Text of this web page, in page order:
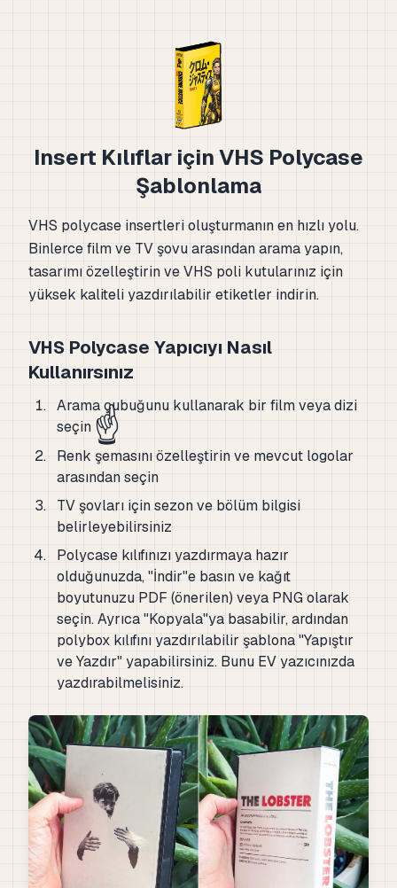
Insert Kılıflar için VHS Polycase
Şablonlama
VHS polycase insertleri oluşturmanın en hızlı yolu.
Binlerce film ve TV şovu arasından arama yapın,
tasarımı özelleştirin ve VHS poli kutularınız için
yüksek kaliteli yazdırılabilir etiketler indirin.
VHS Polycase Yapıcıyı Nasıl
Kullanırsınız
Arama çubuğunu kullanarak bir film veya dizi
seçin ☝️
Renk şemasını özelleştirin ve mevcut logolar
arasından seçin
TV şovları için sezon ve bölüm bilgisi
belirleyebilirsiniz
Polycase kılıfınızı yazdırmaya hazır
olduğunuzda, "İndir"e basın ve kağıt
boyutunuzu PDF (önerilen) veya PNG olarak
seçin. Ayrıca "Kopyala"ya basabilir, ardından
polybox kılıfını yazdırılabilir şablona "Yapıştır
ve Yazdır" yapabilirsiniz. Bunu EV yazıcınızda
yazdırabilmelisiniz.